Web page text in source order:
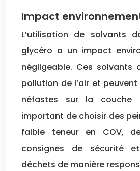
Impact
L’utilisation de solvants
glycéro a un impact
négligeable. Ces solvants
pollution de l’air et
néfastes sur la couche
important de choisir des
faible teneur en COV,
consignes de sécurité
déchets de manière